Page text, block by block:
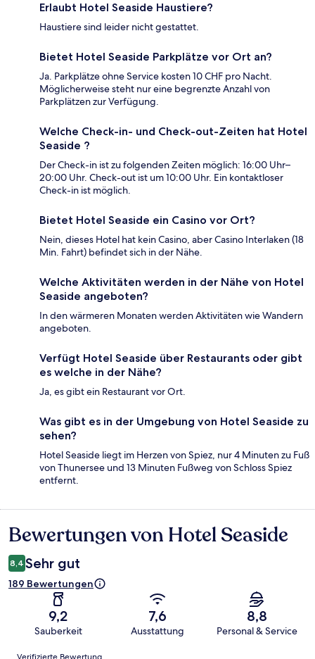
Erlaubt Hotel Seaside Haustiere?
Haustiere sind leider nicht gestattet.
Bietet Hotel Seaside Parkplätze vor Ort an?
Ja. Parkplätze ohne Service kosten 10 CHF pro Nacht.
Möglicherweise steht nur eine begrenzte Anzahl von
Parkplätzen zur Verfügung.
Welche Check-in- und Check-out-Zeiten hat Hotel
Seaside ?
Der Check-in ist zu folgenden Zeiten möglich: 16:00 Uhr–
20:00 Uhr. Check-out ist um 10:00 Uhr. Ein kontaktloser
Check-in ist möglich.
Bietet Hotel Seaside ein Casino vor Ort?
Nein, dieses Hotel hat kein Casino, aber Casino Interlaken (18
Min. Fahrt) befindet sich in der Nähe.
Welche Aktivitäten werden in der Nähe von Hotel
Seaside angeboten?
In den wärmeren Monaten werden Aktivitäten wie Wandern
angeboten.
Verfügt Hotel Seaside über Restaurants oder gibt
es welche in der Nähe?
Ja, es gibt ein Restaurant vor Ort.
Was gibt es in der Umgebung von Hotel Seaside zu
sehen?
Hotel Seaside liegt im Herzen von Spiez, nur 4 Minuten zu Fuß
von Thunersee und 13 Minuten Fußweg von Schloss Spiez
entfernt.
Bewertungen
Bewertungen von Hotel Seaside
8,4 Sehr gut
189 Bewertungen
9,2
Sauberkeit
7,6
Ausstattung
8,8
Personal & Service
Bewertungen